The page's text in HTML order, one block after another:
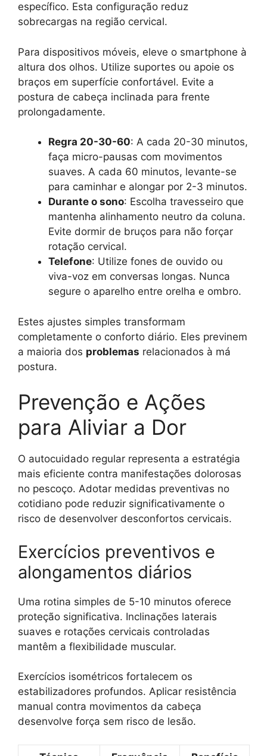
específico. Esta configuração reduz
sobrecargas na região cervical.
Para dispositivos móveis, eleve o smartphone à
altura dos olhos. Utilize suportes ou apoie os
braços em superfície confortável. Evite a
postura de cabeça inclinada para frente
prolongadamente.
Regra 20-30-60: A cada 20-30 minutos,
faça micro-pausas com movimentos
suaves. A cada 60 minutos, levante-se
para caminhar e alongar por 2-3 minutos.
Durante o sono: Escolha travesseiro que
mantenha alinhamento neutro da coluna.
Evite dormir de bruços para não forçar
rotação cervical.
Telefone: Utilize fones de ouvido ou
viva-voz em conversas longas. Nunca
segure o aparelho entre orelha e ombro.
Estes ajustes simples transformam
completamente o conforto diário. Eles previnem
a maioria dos problemas relacionados à má
postura.
Prevenção e Ações
para Aliviar a Dor
O autocuidado regular representa a estratégia
mais eficiente contra manifestações dolorosas
no pescoço. Adotar medidas preventivas no
cotidiano pode reduzir significativamente o
risco de desenvolver desconfortos cervicais.
Exercícios preventivos e
alongamentos diários
Uma rotina simples de 5-10 minutos oferece
proteção significativa. Inclinações laterais
suaves e rotações cervicais controladas
mantêm a flexibilidade muscular.
Exercícios isométricos fortalecem os
estabilizadores profundos. Aplicar resistência
manual contra movimentos da cabeça
desenvolve força sem risco de lesão.